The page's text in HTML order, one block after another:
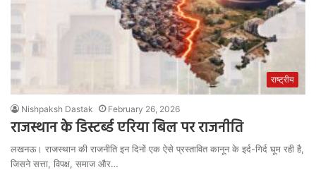
राष्ट्रीय
Nishpaksh Dastak February 26, 2026
राजस्थान के डिस्टर्ब्ड एरिया बिल पर राजनीति
लखनऊ। राजस्थान की राजनीति इन दिनों एक ऐसे प्रस्तावित कानून के इर्द-गिर्द घूम रही है,
जिसने सत्ता, विपक्ष, समाज और…